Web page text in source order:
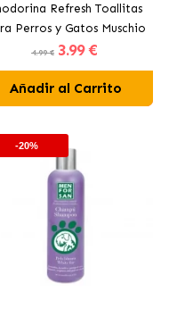
Refresh Toallitas
Perros y Gatos Muschio
4.99 € 3.99 €
Añadir al Carrito
-20%